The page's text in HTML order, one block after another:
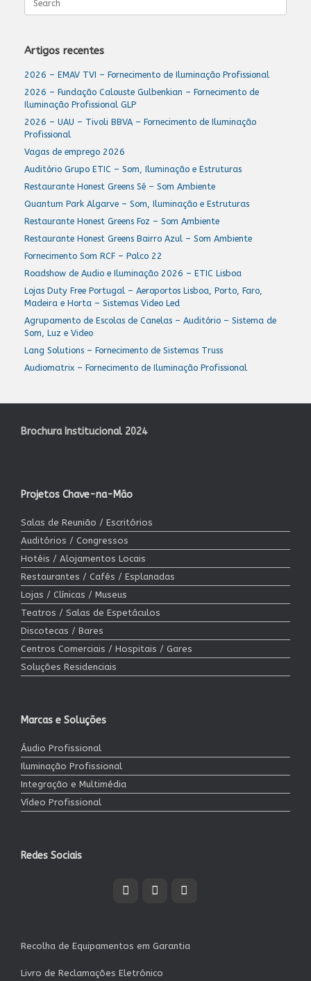
for:
Artigos recentes
2026 – EMAV TVI – Fornecimento de Iluminação Profissional
2026 – Fundação Calouste Gulbenkian – Fornecimento de
Iluminação Profissional GLP
2026 – UAU – Tivoli BBVA – Fornecimento de Iluminação
Profissional
Vagas de emprego 2026
Auditório Grupo ETIC – Som, Iluminação e Estruturas
Restaurante Honest Greens Sé – Som Ambiente
Quantum Park Algarve – Som, Iluminação e Estruturas
Restaurante Honest Greens Foz – Som Ambiente
Restaurante Honest Greens Bairro Azul – Som Ambiente
Fornecimento Som RCF – Palco 22
Roadshow de Audio e Iluminação 2026 – ETIC Lisboa
Lojas Duty Free Portugal – Aeroportos Lisboa, Porto, Faro,
Madeira e Horta – Sistemas Video Led
Agrupamento de Escolas de Canelas – Auditório – Sistema de
Som, Luz e Video
Lang Solutions – Fornecimento de Sistemas Truss
Audiomatrix – Fornecimento de Iluminação Profissional
Brochura Institucional 2024
Projetos Chave-na-Mão
Salas de Reunião / Escritórios
Auditórios / Congressos
Hotéis / Alojamentos Locais
Restaurantes / Cafés / Esplanadas
Lojas / Clínicas / Museus
Teatros / Salas de Espetáculos
Discotecas / Bares
Centros Comerciais / Hospitais / Gares
Soluções Residenciais
Marcas e Soluções
Áudio Profissional
Iluminação Profissional
Integração e Multimédia
Vídeo Profissional
Redes Sociais
Recolha de Equipamentos em Garantia
Livro de Reclamações Eletrónico